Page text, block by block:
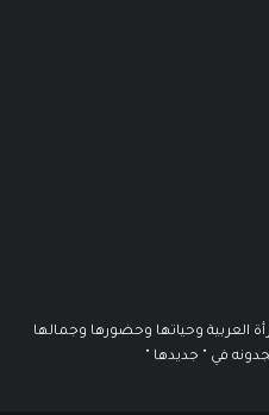
العربية وحياتها وحضورها وجمالها
في " جديدها "